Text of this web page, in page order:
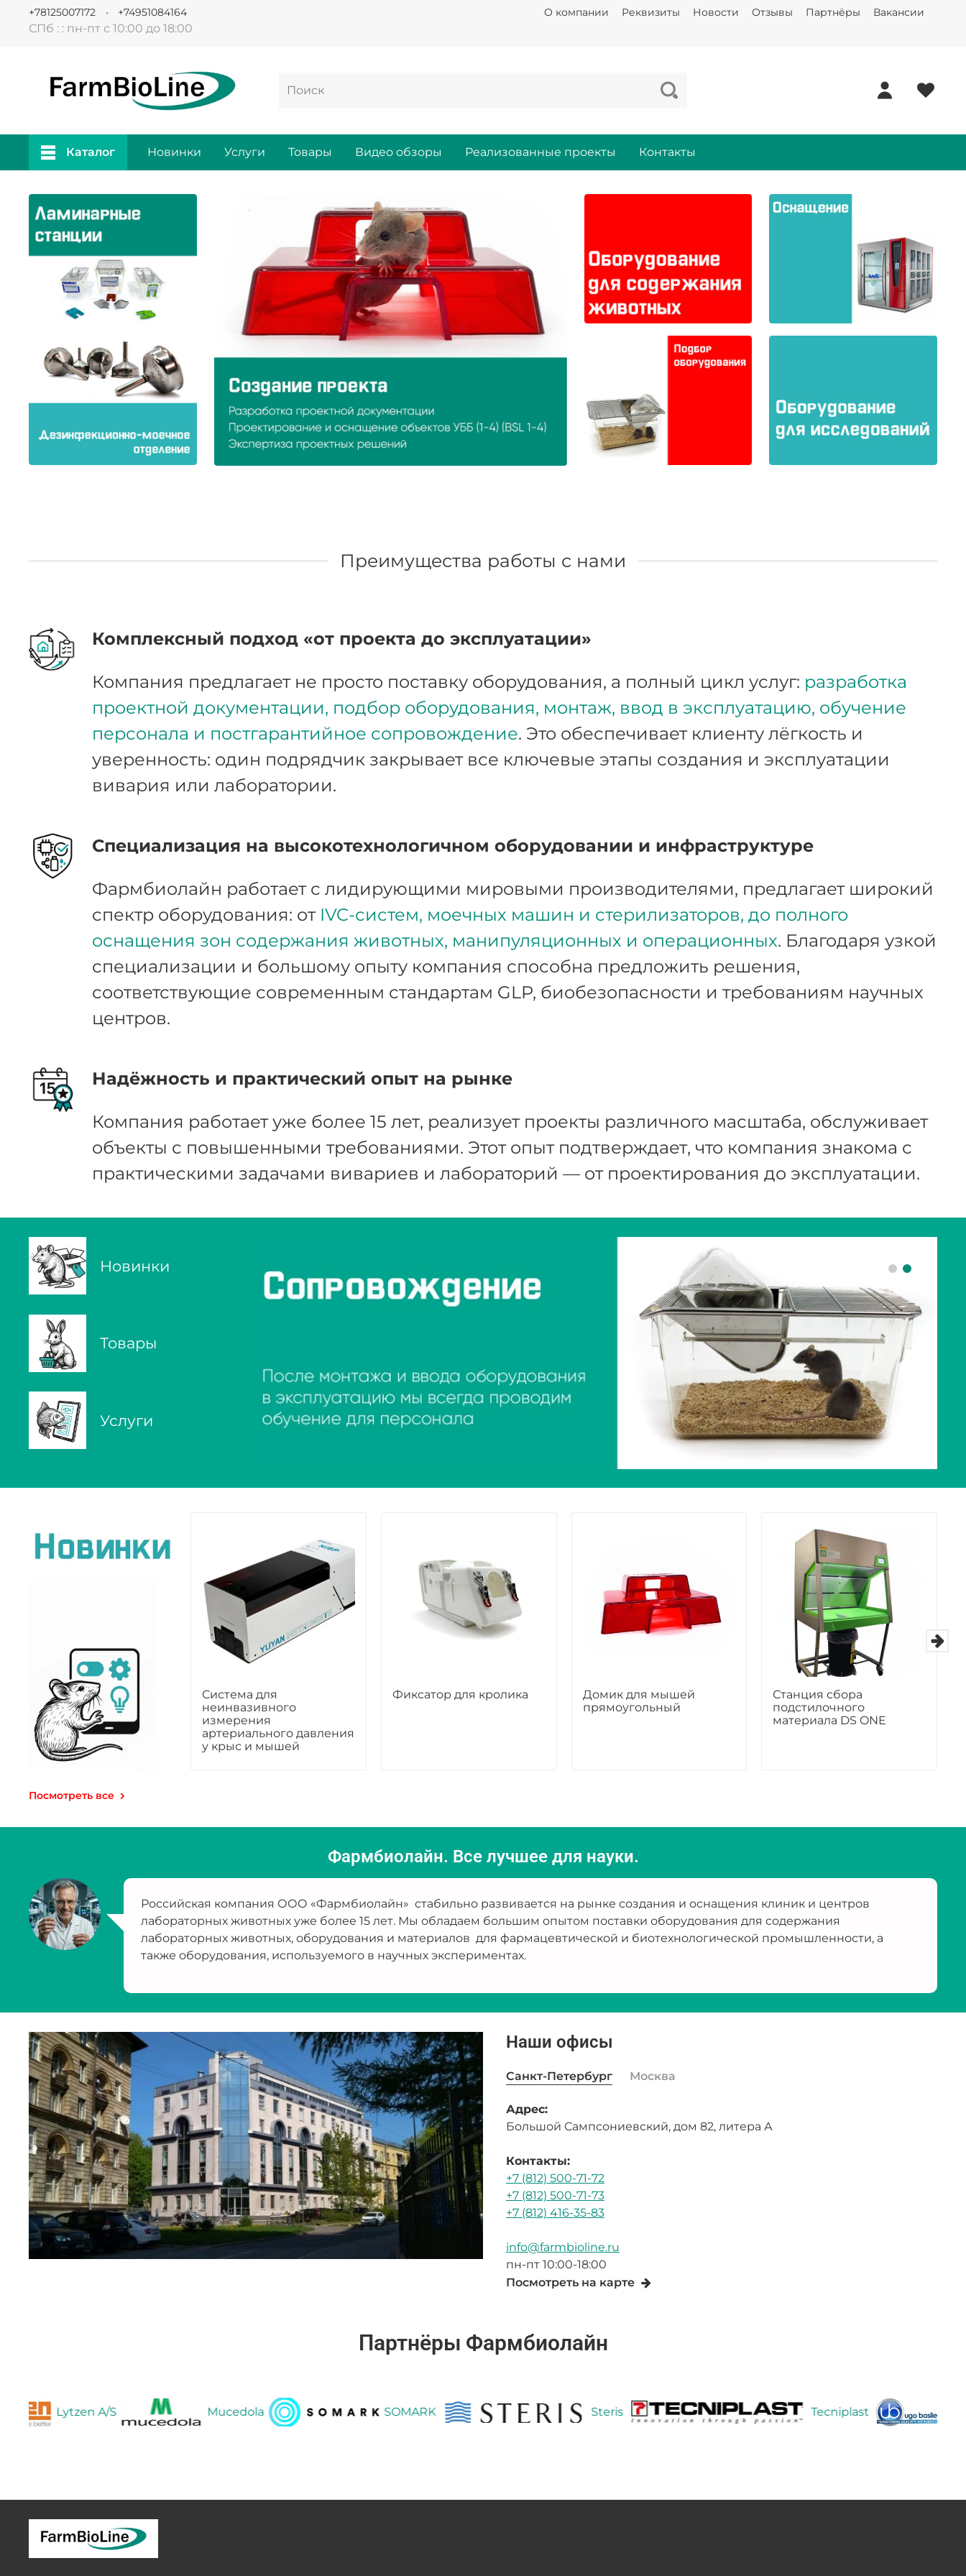
О компании Реквизиты Новости Отзывы Партнёры Вакансии
СПб : : пн-пт с 10:00 до 18:00
+78125007172 +74951084164
Каталог Новинки Услуги Товары Видео обзоры Реализованные проекты Контакты
Преимущества работы с нами
Комплексный подход «от проекта до эксплуатации»
Компания предлагает не просто поставку оборудования, а полный цикл услуг: разработка
проектной документации, подбор оборудования, монтаж, ввод в эксплуатацию, обучение
персонала и постгарантийное сопровождение. Это обеспечивает клиенту лёгкость и
уверенность: один подрядчик закрывает все ключевые этапы создания и эксплуатации
вивария или лаборатории.
Специализация на высокотехнологичном оборудовании и инфраструктуре
Фармбиолайн работает с лидирующими мировыми производителями, предлагает широкий
спектр оборудования: от IVC-систем, моечных машин и стерилизаторов, до полного
оснащения зон содержания животных, манипуляционных и операционных. Благодаря узкой
специализации и большому опыту компания способна предложить решения,
соответствующие современным стандартам GLP, биобезопасности и требованиям научных
центров.
Надёжность и практический опыт на рынке
Компания работает уже более 15 лет, реализует проекты различного масштаба, обслуживает
объекты с повышенными требованиями. Этот опыт подтверждает, что компания знакома с
практическими задачами вивариев и лабораторий — от проектирования до эксплуатации.
Новинки
Товары
Услуги
Посмотреть все
Система для
неинвазивного
измерения
артериального давления
у крыс и мышей
Фиксатор для кролика
Домик для мышей
прямоугольный
Станция сбора
подстилочного
материала DS ONE
Фармбиолайн. Все лучшее для науки.
Российская компания ООО «Фармбиолайн» стабильно развивается на рынке создания и оснащения клиник и центров
лабораторных животных уже более 15 лет. Мы обладаем большим опытом поставки оборудования для содержания
лабораторных животных, оборудования и материалов для фармацевтической и биотехнологической промышленности, а
также оборудования, используемого в научных экспериментах.
Наши офисы
Санкт-Петербург Москва
Адрес:
Большой Сампсониевский, дом 82, литера А
Контакты:
+7 (812) 500-71-72
+7 (812) 500-71-73
+7 (812) 416-35-83
info@farmbioline.ru
пн-пт 10:00-18:00
Посмотреть на карте
Партнёры Фармбиолайн
Lytzen A/S Mucedola SOMARK Steris Tecniplast Ugo